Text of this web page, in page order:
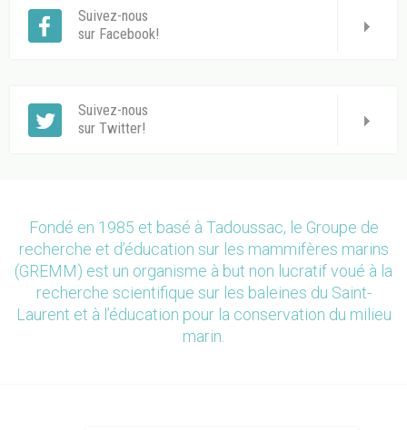
Suivez-nous
sur Facebook!
Suivez-nous
sur Twitter!
Fondé en 1985 et basé à Tadoussac, le Groupe de
recherche et d’éducation sur les mammifères marins
(GREMM) est un organisme à but non lucratif voué à la
recherche scientifique sur les baleines du Saint-
Laurent et à l’éducation pour la conservation du milieu
marin.